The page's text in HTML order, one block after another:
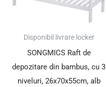
Disponibil livrare locker
SONGMICS Raft de
depozitare din bambus, cu 3
niveluri, 26x70x55cm, alb